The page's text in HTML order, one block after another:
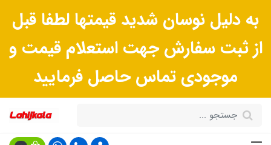
به دلیل نوسان شدید قیمتها لطفا قبل
از ثبت سفارش جهت استعلام قیمت و
موجودی تماس حاصل فرمایید